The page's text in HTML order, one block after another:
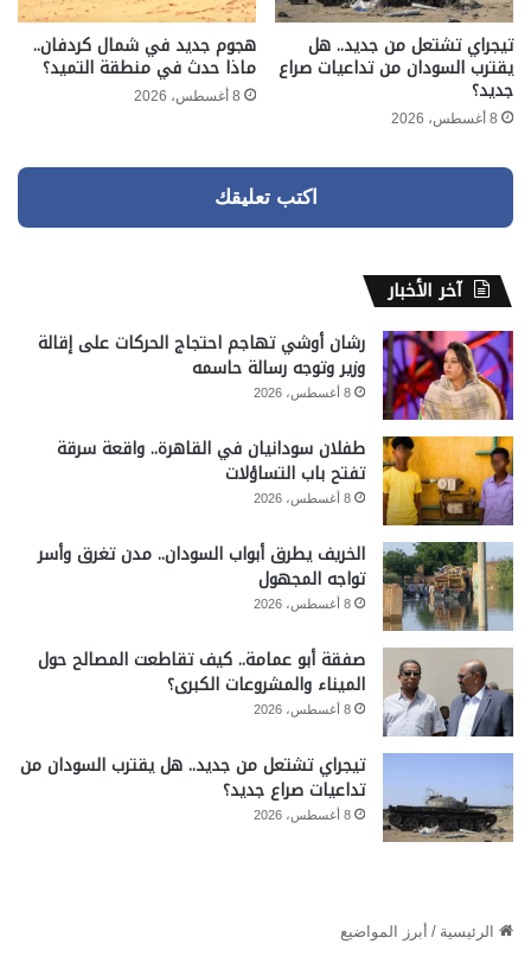
تيجراي تشتعل من جديد.. هل
يقترب السودان من تداعيات صراع
جديد؟
8 أغسطس، 2026
هجوم جديد في شمال كردفان..
ماذا حدث في منطقة التميد؟
8 أغسطس، 2026
اكتب تعليقك
آخر الأخبار
رشان أوشي تهاجم احتجاج الحركات على إقالة
وزير وتوجه رسالة حاسمه
8 أغسطس، 2026
طفلان سودانيان في القاهرة.. واقعة سرقة
تفتح باب التساؤلات
8 أغسطس، 2026
الخريف يطرق أبواب السودان.. مدن تغرق وأسر
تواجه المجهول
8 أغسطس، 2026
صفقة أبو عمامة.. كيف تقاطعت المصالح حول
الميناء والمشروعات الكبرى؟
8 أغسطس، 2026
تيجراي تشتعل من جديد.. هل يقترب السودان من
تداعيات صراع جديد؟
8 أغسطس، 2026